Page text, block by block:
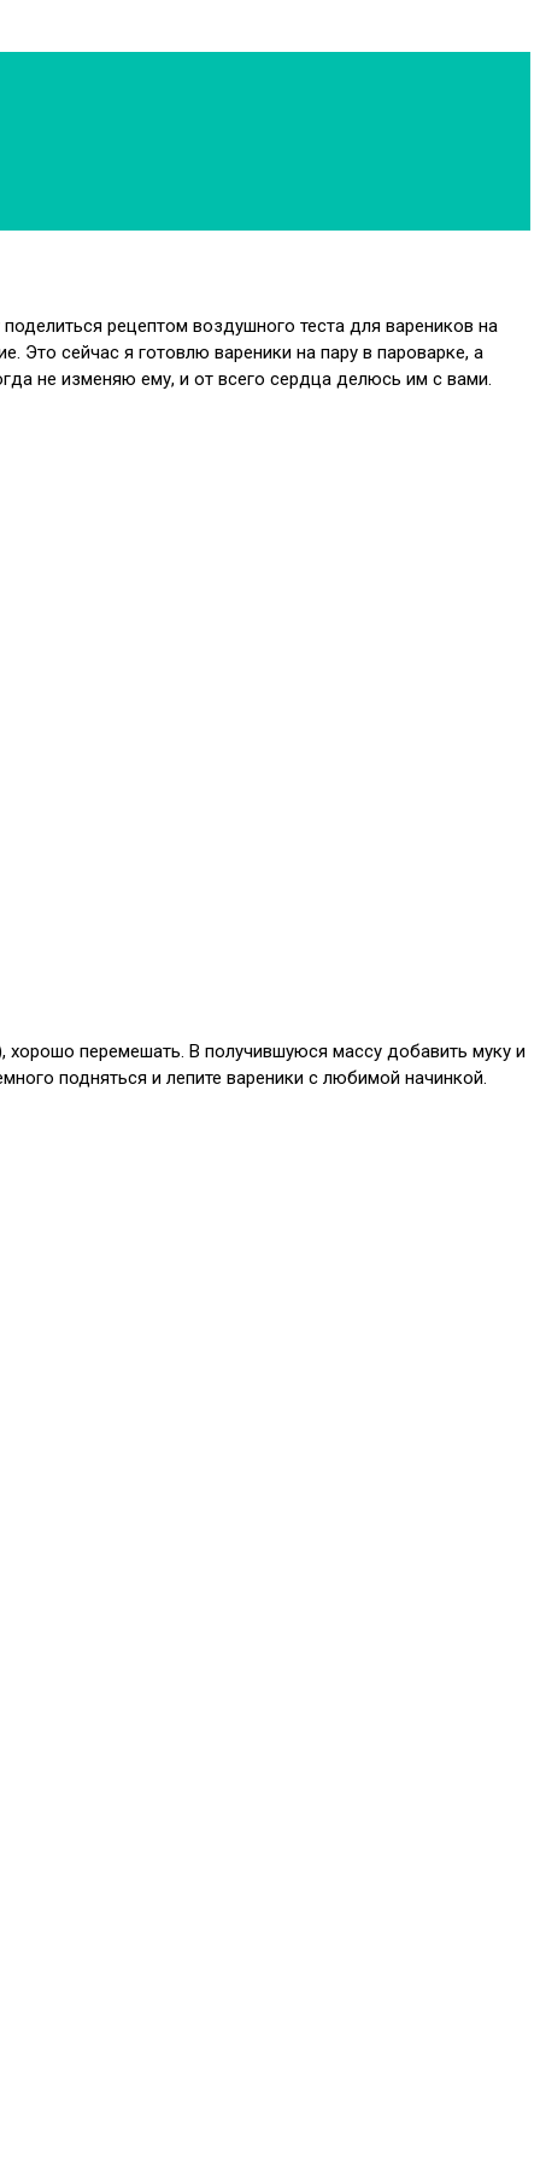
рецептом воздушного теста для вареников на
Это сейчас я готовлю вареники на пару в пароварке, а
не изменяю ему, и от всего сердца делюсь им с вами.
перемешать. В получившуюся массу добавить муку и
подняться и лепите вареники с любимой начинкой.